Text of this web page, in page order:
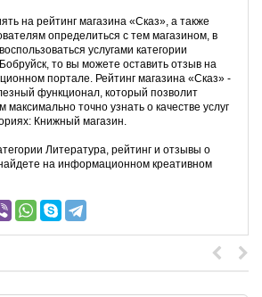
на рейтинг магазина «Сказ», а также
определиться с тем магазином, в
услугами категории
то вы можете оставить отзыв на
портале. Рейтинг магазина «Сказ» -
функционал, который позволит
максимально точно узнать о качестве услуг
Книжный магазин.
Литература, рейтинг и отзывы о
на информационном креативном